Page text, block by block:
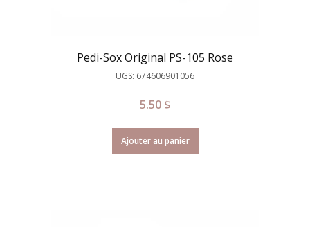
Pedi-Sox Original PS-105 Rose
UGS: 674606901056
5.50 $
Ajouter au panier